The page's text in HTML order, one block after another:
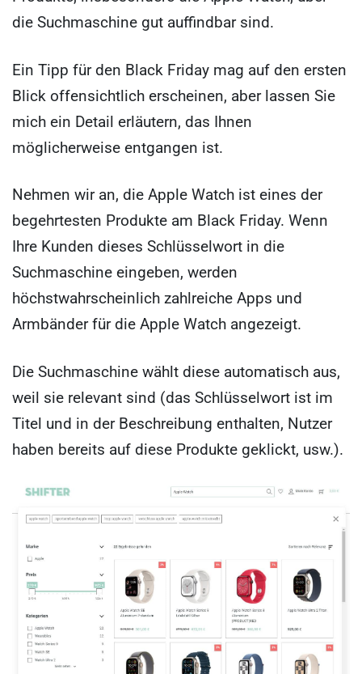
die Suchmaschine gut auffindbar sind.
Ein Tipp für den Black Friday mag auf den ersten
Blick offensichtlich erscheinen, aber lassen Sie
mich ein Detail erläutern, das Ihnen
möglicherweise entgangen ist.
Nehmen wir an, die Apple Watch ist eines der
begehrtesten Produkte am Black Friday. Wenn
Ihre Kunden dieses Schlüsselwort in die
Suchmaschine eingeben, werden
höchstwahrscheinlich zahlreiche Apps und
Armbänder für die Apple Watch angezeigt.
Die Suchmaschine wählt diese automatisch aus,
weil sie relevant sind (das Schlüsselwort ist im
Titel und in der Beschreibung enthalten, Nutzer
haben bereits auf diese Produkte geklickt, usw.).